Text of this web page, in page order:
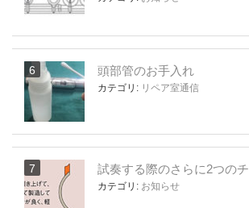
頭部管のお手入れ
カテゴリ: リペア室通信
試奏する際のさらに2つの
カテゴリ: お知らせ